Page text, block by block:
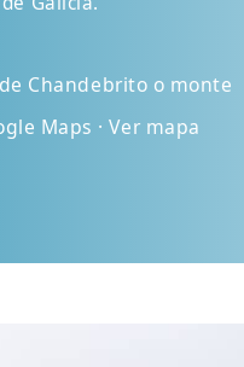
Chandebrito o monte
Maps · Ver mapa